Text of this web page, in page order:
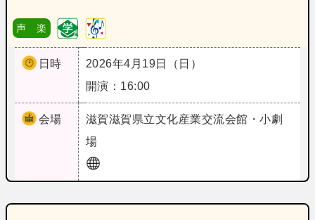
声 楽
日時
2026年4月19日（日）
開演：16:00
会場 滋賀滋賀県立文化産業交流会館・小劇
場